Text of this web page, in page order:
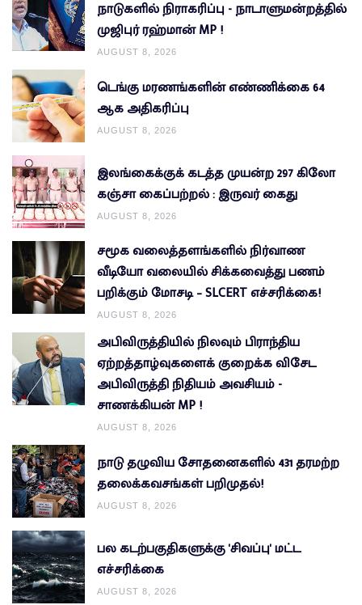
நாடுகளில் நிராகரிப்பு - நாடாளுமன்றத்தில்
முஜிபுர் ரஹ்மான் MP !
AUGUST 8, 2026
டெங்கு மரணங்களின் எண்ணிக்கை 64
ஆக அதிகரிப்பு
AUGUST 8, 2026
இலங்கைக்குக் கடத்த முயன்ற 297 கிலோ
கஞ்சா கைப்பற்றல் : இருவர் கைது
AUGUST 8, 2026
சமூக வலைத்தளங்களில் நிர்வாண
வீடியோ வலையில் சிக்கவைத்து பணம்
பறிக்கும் மோசடி – SLCERT எச்சரிக்கை!
AUGUST 8, 2026
அபிவிருத்தியில் நிலவும் பிராந்திய
ஏற்றத்தாழ்வுகளைக் குறைக்க விசேட
அபிவிருத்தி நிதியம் அவசியம் -
சாணக்கியன் MP !
AUGUST 8, 2026
நாடு தழுவிய சோதனைகளில் 431 தரமற்ற
தலைக்கவசங்கள் பறிமுதல்!
AUGUST 8, 2026
பல கடற்பகுதிகளுக்கு 'சிவப்பு' மட்ட
எச்சரிக்கை
AUGUST 8, 2026